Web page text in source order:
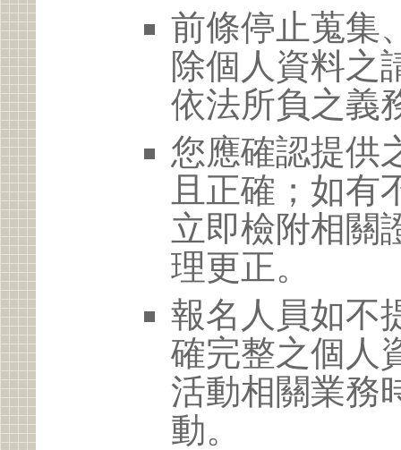
前條停止蒐集
除個人資料之
依法所負之義
您應確認提供
且正確；如有
立即檢附相關
理更正。
報名人員如不
確完整之個人
活動相關業務
動。